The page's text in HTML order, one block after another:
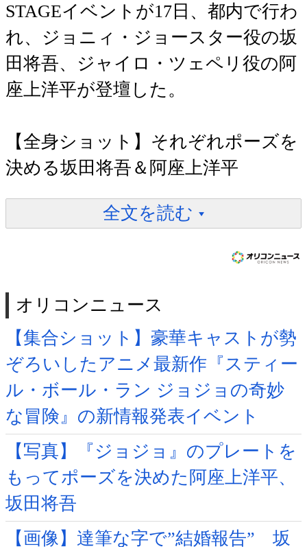
STAGEイベントが17日、都内で行わ
れ、ジョニィ・ジョースター役の坂
田将吾、ジャイロ・ツェペリ役の阿
座上洋平が登壇した。
【全身ショット】それぞれポーズを
決める坂田将吾＆阿座上洋平
全文を読む
オリコンニュース
【集合ショット】豪華キャストが勢
ぞろいしたアニメ最新作『スティー
ル・ボール・ラン ジョジョの奇妙
な冒険』の新情報発表イベント
【写真】『ジョジョ』のプレートを
もってポーズを決めた阿座上洋平、
坂田将吾
【画像】達筆な字で”結婚報告” 坂